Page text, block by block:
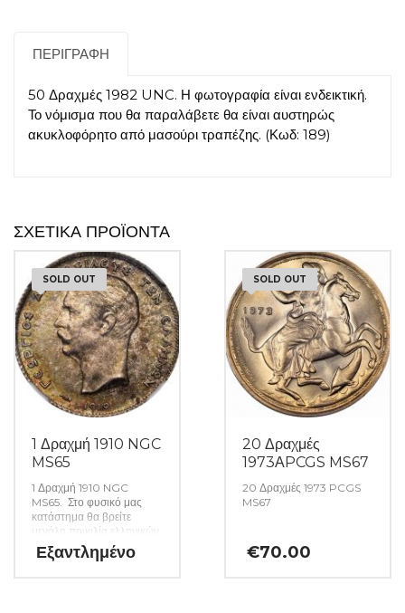
ΠΕΡΙΓΡΑΦΉ
50 Δραχμές 1982 UNC. Η φωτογραφία είναι ενδεικτική.
Το νόμισμα που θα παραλάβετε θα είναι αυστηρώς
ακυκλοφόρητο από μασούρι τραπέζης. (Κωδ: 189)
ΣΧΕΤΙΚΆ ΠΡΟΪΌΝΤΑ
SOLD OUT
1 Δραχμή 1910 NGC
MS65
1 Δραχμή 1910 NGC
MS65. Στο φυσικό μας
κατάστημα θα βρείτε
μεγάλη ποικιλία ελληνικών
και ξένων νομισμάτων και
χαρτονομισμάτων καθώς
Εξαντλημένο
SOLD OUT
20 Δραχμές
1973ΑPCGS MS67
20 Δραχμές 1973 PCGS
MS67
€70.00